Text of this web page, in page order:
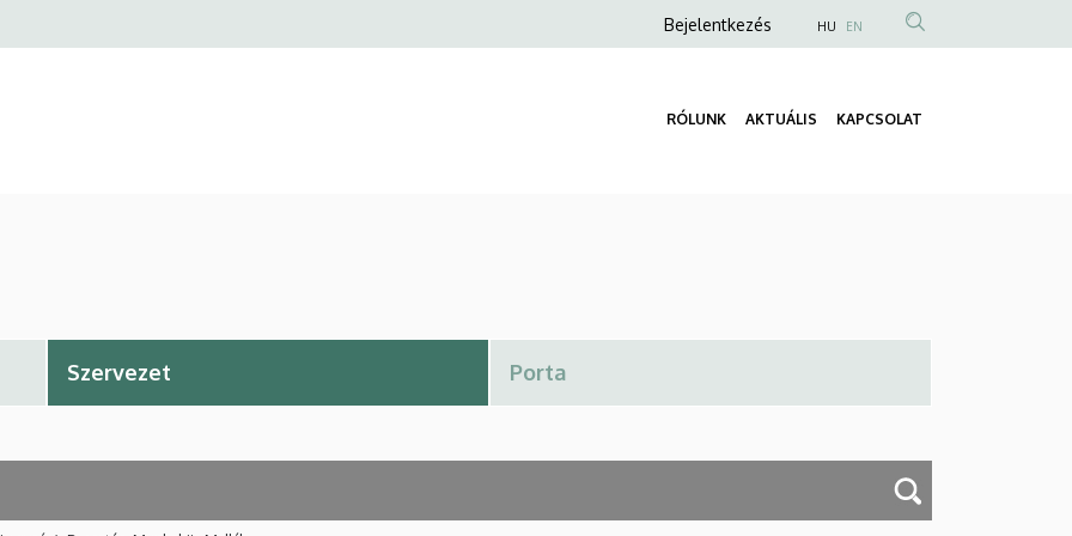
Anonim
menüje
Bejelentkezés HU EN
RÓLUNK AKTUÁLIS KAPCSOLAT